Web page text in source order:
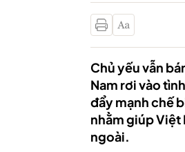
Chủ yếu vẫn
Nam rơi vào
đẩy mạnh chế
nhằm giúp
ngoài.